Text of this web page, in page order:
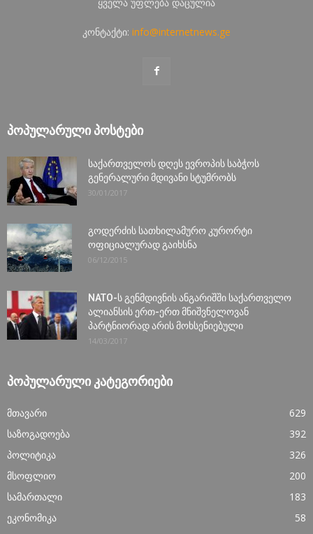
კონტაქტი: info@internetnews.ge
ᲞᲝᲞᲣᲚᲐᲠᲣᲚᲘ ᲞᲝᲡᲢᲔᲑᲘ
საქართველოს დღეს ევროპის საბჭოს
გენერალური მდივანი სტუმრობს
30/01/2017
გოდერძის სათხილამურო კურორტი
ოფიციალურად გაიხსნა
06/12/2015
NATO-ს გენმდივნის ანგარიშში საქართველო
ალიანსის ერთ-ერთ მნიშვნელოვან
პარტნიორად არის მოხსენიებული
14/03/2017
ᲞᲝᲞᲣᲚᲐᲠᲣᲚᲘ ᲙᲐᲢᲔᲒᲝᲠᲘᲔᲑᲘ
მთავარი
629
საზოგადოება
392
პოლიტიკა
326
მსოფლიო
200
სამართალი
183
ეკონომიკა
58